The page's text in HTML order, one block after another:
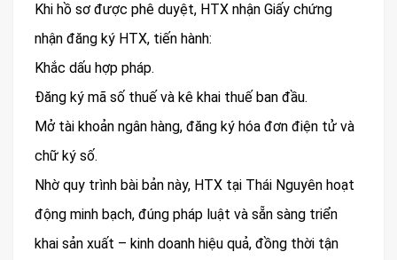
Khi hồ sơ được phê duyệt, HTX nhận Giấy chứng
nhận đăng ký HTX, tiến hành:
Khắc dấu hợp pháp.
Đăng ký mã số thuế và kê khai thuế ban đầu.
Mở tài khoản ngân hàng, đăng ký hóa đơn điện tử và
chữ ký số.
Nhờ quy trình bài bản này, HTX tại Thái Nguyên hoạt
động minh bạch, đúng pháp luật và sẵn sàng triển
khai sản xuất – kinh doanh hiệu quả, đồng thời tận